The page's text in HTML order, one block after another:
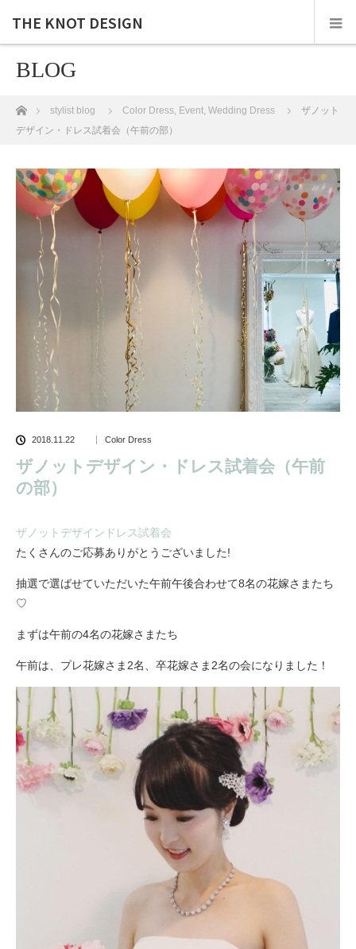
THE KNOT DESIGN
BLOG
ホームstylist blog Color Dress, Event, Wedding Dress
ザノット
デザイン・ドレス試着会（午前の部）
2018.11.22 Color Dress
ザノットデザイン・ドレス試着会（午前
の部）
ザノットデザインドレス試着会
たくさんのご応募ありがとうございました!
抽選で選ばせていただいた午前午後合わせて8名の花嫁さまたち
♡
まずは午前の4名の花嫁さまたち
午前は、プレ花嫁さま2名、卒花嫁さま2名の会になりました！